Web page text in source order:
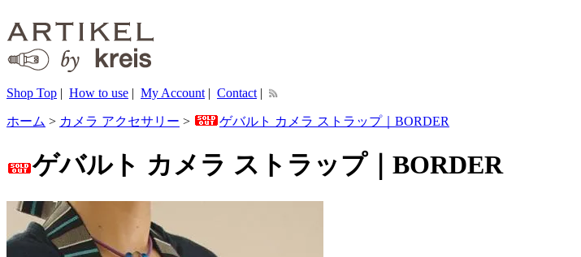
Shop Top | How to use | My Account | Contact |
ホーム > カメラ アクセサリー > ゲバルト カメラ ストラップ｜BORDER
ゲバルト カメラ ストラップ｜BORDER